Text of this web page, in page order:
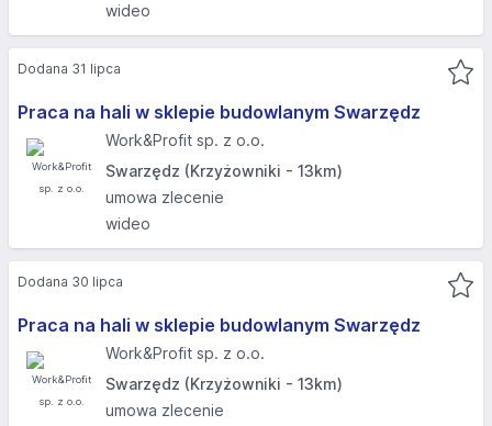
wideo
Praca na hali w sklepie budowlanym Swarzędz
Work&Profit sp. z o.o.
Swarzędz (Krzyżowniki - 13km)
umowa zlecenie
wideo
Dodana 31 lipca
Praca na hali w sklepie budowlanym Swarzędz
Work&Profit sp. z o.o.
Swarzędz (Krzyżowniki - 13km)
umowa zlecenie
Dodana 30 lipca